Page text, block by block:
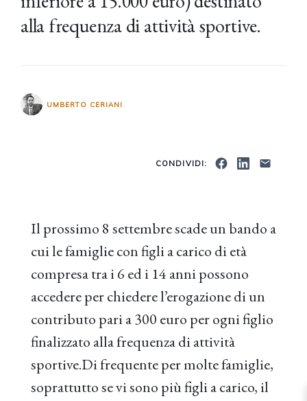
alla frequenza di attività sportive.
UMBERTO CERIANI
CONDIVIDI:
Il prossimo 8 settembre scade un bando a
cui le famiglie con figli a carico di età
compresa tra i 6 ed i 14 anni possono
accedere per chiedere l’erogazione di un
contributo pari a 300 euro per ogni figlio
finalizzato alla frequenza di attività
sportive.Di frequente per molte famiglie,
soprattutto se vi sono più figli a carico, il